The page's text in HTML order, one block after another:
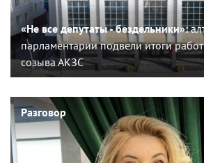
«Не все депутаты - бездельники»:
парламентарии подвели итоги
созыва АКЗС
Разговор